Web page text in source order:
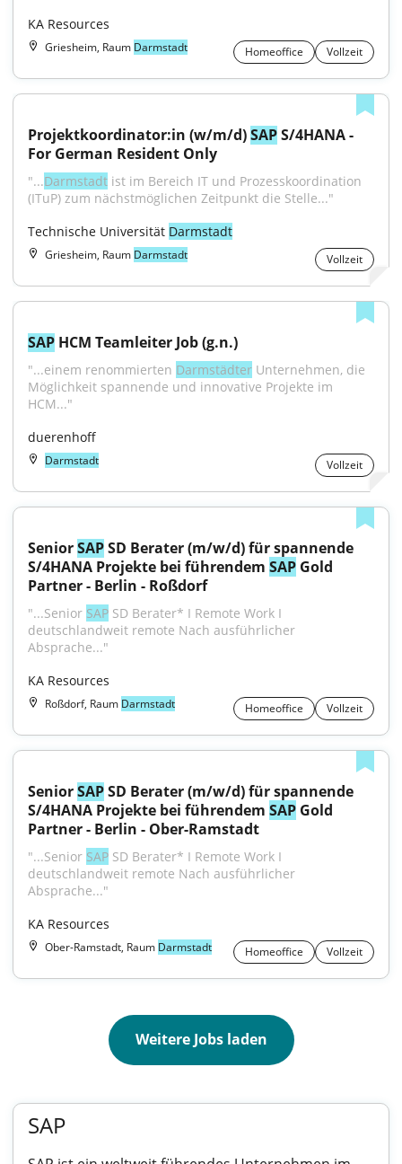
KA Resources
Griesheim, Raum Darmstadt Homeoffice Vollzeit
Projektkoordinator:in (w/m/d) SAP S/4HANA -
For German Resident Only
"...Darmstadt ist im Bereich IT und Prozesskoordination
(ITuP) zum nächstmöglichen Zeitpunkt die Stelle..."
Technische Universität Darmstadt
Griesheim, Raum Darmstadt Vollzeit
SAP HCM Teamleiter Job (g.n.)
"...einem renommierten Darmstädter Unternehmen, die
Möglichkeit spannende und innovative Projekte im
HCM..."
duerenhoff
Darmstadt Vollzeit
Senior SAP SD Berater (m/w/d) für spannende
S/4HANA Projekte bei führendem SAP Gold
Partner - Berlin - Roßdorf
"...Senior SAP SD Berater* I Remote Work I
deutschlandweit remote Nach ausführlicher
Absprache..."
KA Resources
Roßdorf, Raum Darmstadt Homeoffice Vollzeit
Senior SAP SD Berater (m/w/d) für spannende
S/4HANA Projekte bei führendem SAP Gold
Partner - Berlin - Ober-Ramstadt
"...Senior SAP SD Berater* I Remote Work I
deutschlandweit remote Nach ausführlicher
Absprache..."
KA Resources
Ober-Ramstadt, Raum Darmstadt Homeoffice Vollzeit
Weitere Jobs laden
SAP